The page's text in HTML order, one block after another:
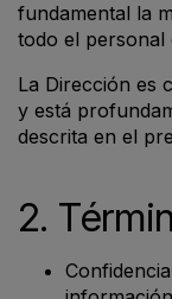
fundamental la
todo el personal
La Dirección es
y está
descrita en el
2.